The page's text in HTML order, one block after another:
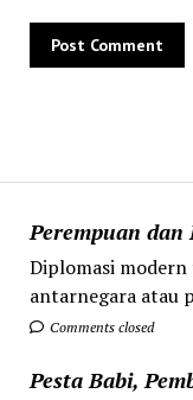
Perempuan dan
Diplomasi
antarnegara atau
Comments closed
Pesta Babi,